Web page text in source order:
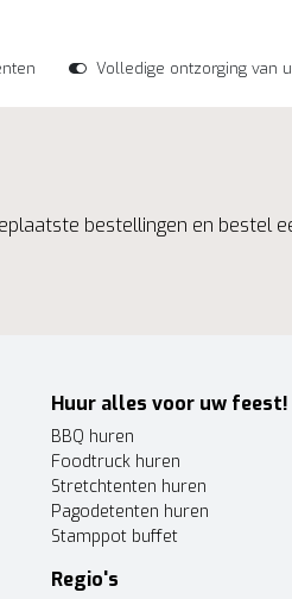
Volledige ontzorging van
bestellingen en bestel
Huur alles voor uw feest!
BBQ huren
Foodtruck huren
Stretchtenten huren
Pagodetenten huren
Stamppot buffet
Regio's